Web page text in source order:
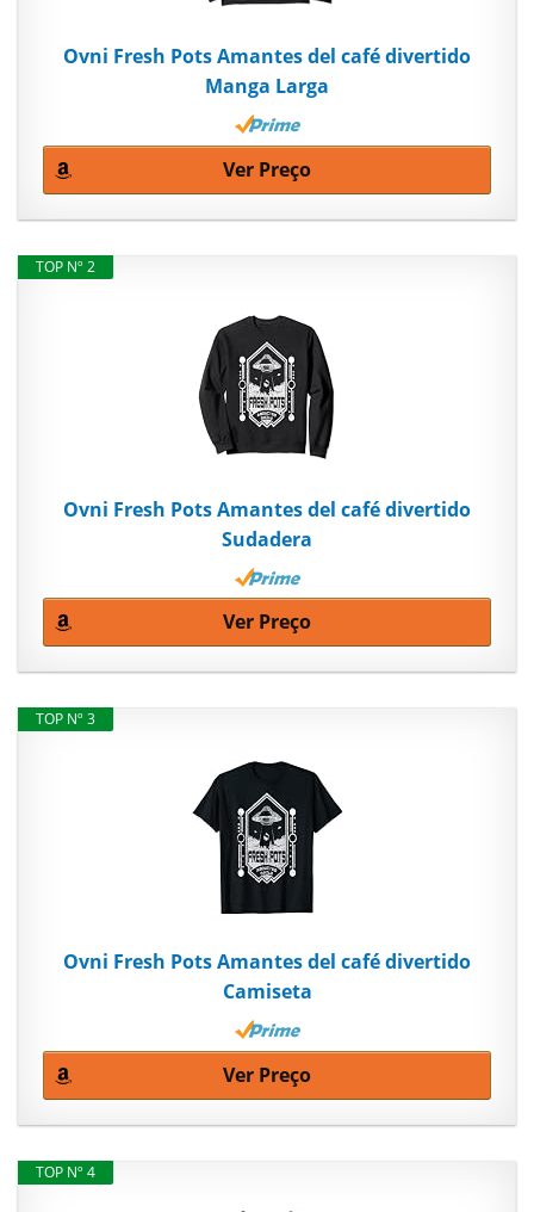
Ovni Fresh Pots Amantes del café divertido
Manga Larga
Ver Preço
TOP Nº 2
Ovni Fresh Pots Amantes del café divertido
Sudadera
Ver Preço
TOP Nº 3
Ovni Fresh Pots Amantes del café divertido
Camiseta
Ver Preço
TOP Nº 4